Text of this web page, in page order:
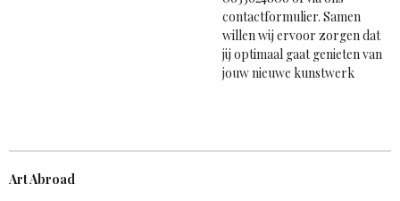
contactformulier. Samen
willen wij ervoor zorgen dat
jij optimaal gaat genieten van
jouw nieuwe kunstwerk
Art Abroad